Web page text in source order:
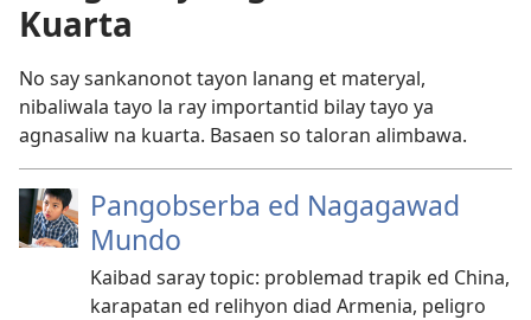
Kuarta
No say sankanonot tayon lanang et materyal,
nibaliwala tayo la ray importantid bilay tayo ya
agnasaliw na kuarta. Basaen so taloran alimbawa.
Pangobserba ed Nagagawad
Mundo
Kaibad saray topic: problemad trapik ed China,
karapatan ed relihyon diad Armenia, peligro